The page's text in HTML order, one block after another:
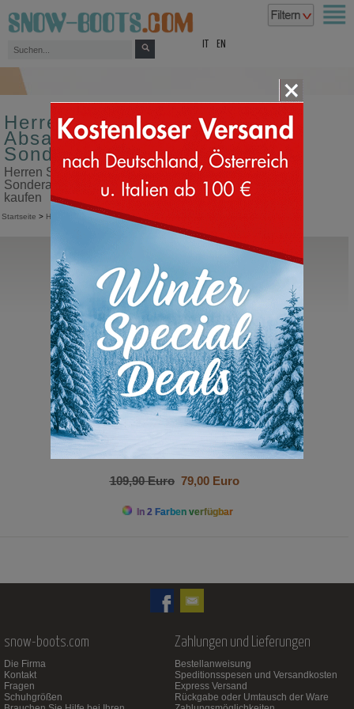
EN
Herren Sneakers Farbe braun
Absatz 30 mm im
Sonderangebot
Herren Sneakers Farbe braun Absatz 30 mm im
Sonderangebot in unserem Snow Boots Online Shop
kaufen
Startseite > Herren Sneakers
Tahoe Classic
Herrenschuhe halbhoch mit Schnürung
109,90 Euro79,00 Euro
In 2 Farben verfügbar
snow-boots.com
Die Firma
Kontakt
Fragen
Schuhgrößen
Zahlungen und Lieferungen
Bestellanweisung
Speditionsspesen und Versandkosten
Express Versand
Rückgabe oder Umtausch der Ware